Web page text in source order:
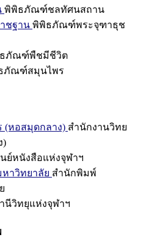
พิพิธภัณฑ์ชลทัศนสถาน
ชฐาน พิพิธภัณฑ์พระจุฑาธุช
ภัณฑ์พืชมีชีวิต
ภัณฑ์สมุนไพร
(หอสมุดกลาง) สำนักงานวิทย
)
ย์หนังสือแห่งจุฬาฯ
าวิทยาลัย สำนักพิมพ์
นีวิทยุแห่งจุฬาฯ